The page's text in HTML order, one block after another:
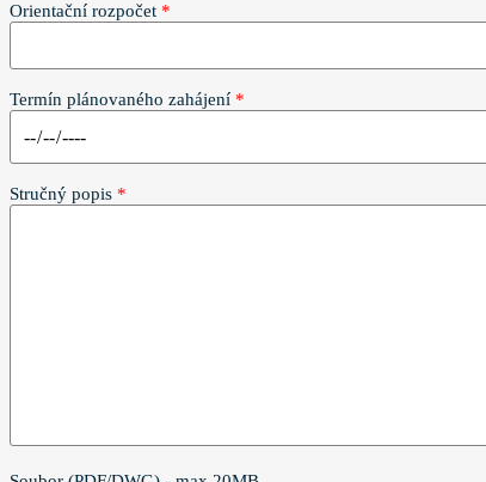
Orientační rozpočet *
Termín plánovaného zahájení *
Stručný popis *